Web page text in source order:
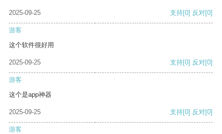
2025-09-25 支持[0] 反对[0]
游客
这个软件很好用
2025-09-25 支持[0] 反对[0]
游客
这个是app神器
2025-09-25 支持[0] 反对[0]
游客